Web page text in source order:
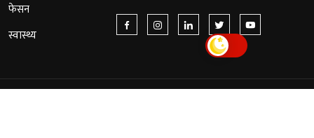
फेसन
स्वास्थ्य